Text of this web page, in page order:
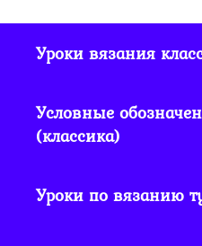
Уроки вязания
Условные
(классика)
Уроки по вязанию